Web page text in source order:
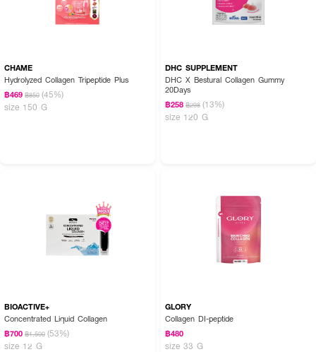
CHAME
Hydrolyzed Collagen Tripeptide Plus
฿469 ฿850 (45%)
size 150 G
DHC SUPPLEMENT
DHC X Bestural Collagen Gummy
20Days
฿258 ฿298 (13%)
size 120 G
BIOACTIVE+
Concentrated Liquid Collagen
฿700 ฿1,500 (53%)
size 12 G
GLORY
Collagen DI-peptide
฿480
size 33 G